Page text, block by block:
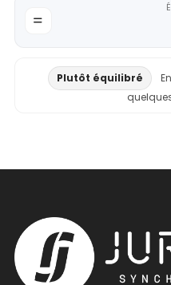
Plutôt équilibré